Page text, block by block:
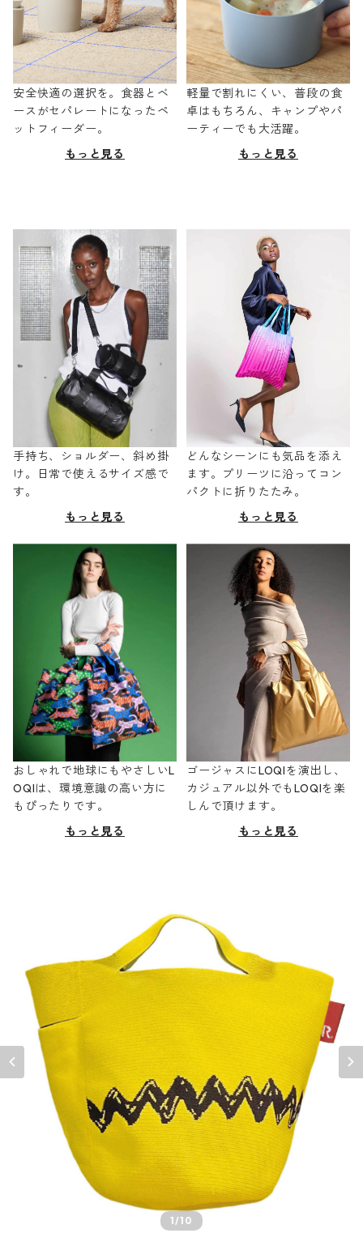
安全快適の選択を。食器とベ
ースがセパレートになったペ
ットフィーダー。
もっと見る
軽量で割れにくい、普段の食
卓はもちろん、キャンプやパ
ーティーでも大活躍。
もっと見る
手持ち、ショルダー、斜め掛
け。日常で使えるサイズ感で
す。
もっと見る
どんなシーンにも気品を添え
ます。プリーツに沿ってコン
パクトに折りたたみ。
もっと見る
おしゃれで地球にもやさしいL
OQIは、環境意識の高い方に
もぴったりです。
もっと見る
ゴージャスにLOQIを演出し、
カジュアル以外でもLOQIを楽
しんで頂けます。
もっと見る
1/10